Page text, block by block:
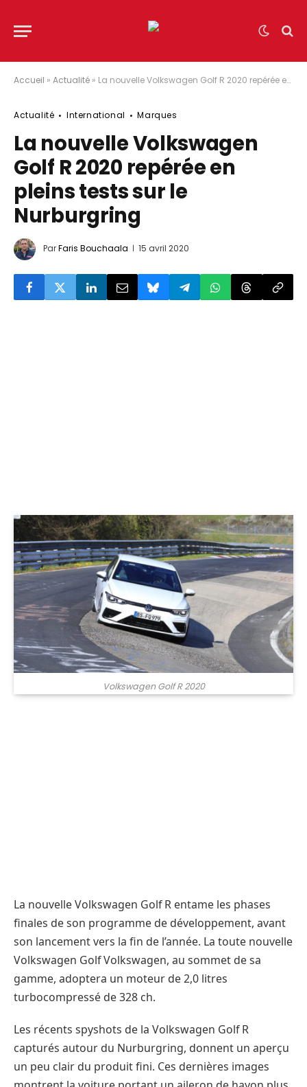
Accueil » Actualité » La nouvelle Volkswagen Golf R 2020 repérée en pleins tests sur le Nurburgring
Actualité International Marques
La nouvelle Volkswagen
Golf R 2020 repérée en
pleins tests sur le
Nurburgring
ParFaris Bouchaala 15 avril 2020
Volkswagen Golf R 2020
La nouvelle Volkswagen Golf R entame les phases
finales de son programme de développement, avant
son lancement vers la fin de l’année. La toute nouvelle
Volkswagen Golf Volkswagen, au sommet de sa
gamme, adoptera un moteur de 2,0 litres
turbocompressé de 328 ch.
Les récents spyshots de la Volkswagen Golf R
capturés autour du Nurburgring, donnent un aperçu
un peu clair du produit fini. Ces dernières images